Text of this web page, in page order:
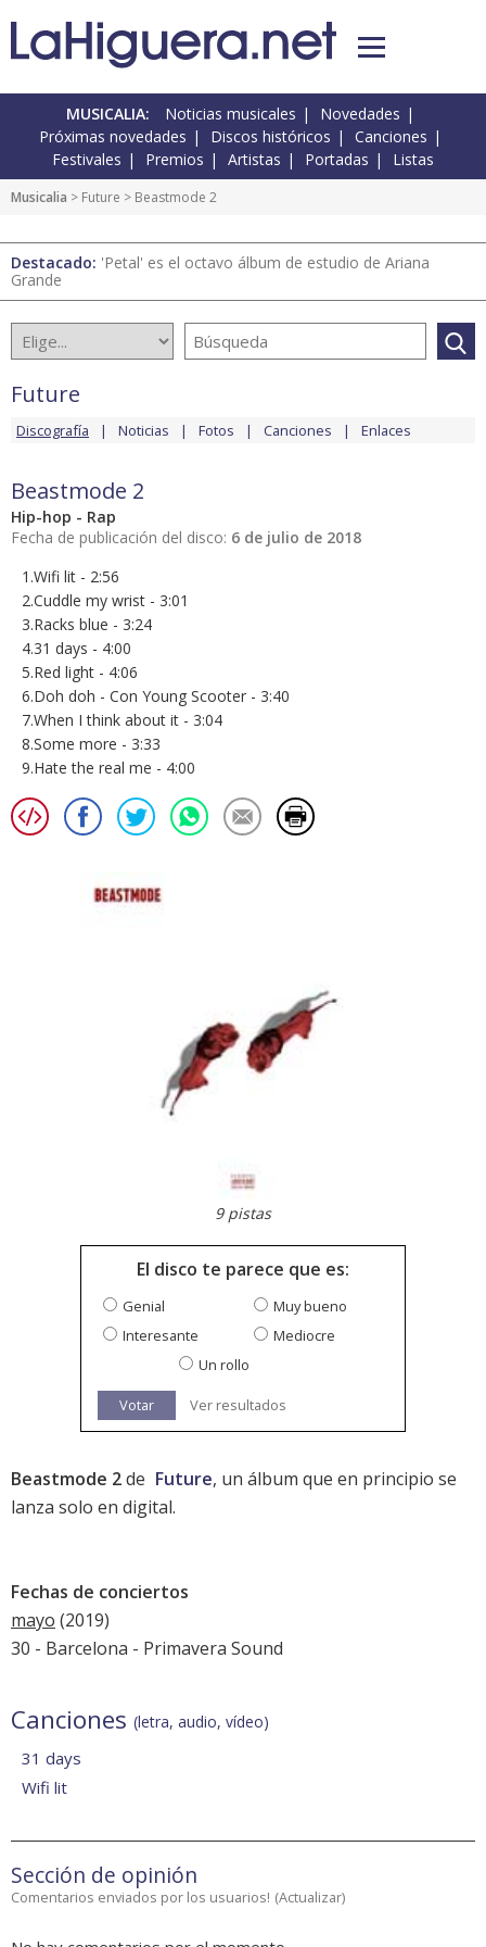
MUSICALIA: Noticias musicales
Novedades
Próximas novedades
Discos históricos
Canciones
Festivales
Premios Artistas Portadas Listas
Musicalia > Future > Beastmode 2
Destacado: 'Petal' es el octavo álbum de estudio de Ariana
Grande
Future
Discografía Noticias Fotos Canciones Enlaces
Beastmode 2
Hip-hop - Rap
Fecha de publicación del disco: 6 de julio de 2018
1.Wifi lit - 2:56
2.Cuddle my wrist - 3:01
3.Racks blue - 3:24
4.31 days - 4:00
5.Red light - 4:06
6.Doh doh - Con Young Scooter - 3:40
7.When I think about it - 3:04
8.Some more - 3:33
9.Hate the real me - 4:00
9 pistas
El disco te parece que es:
Genial
Muy bueno
Interesante
Mediocre
Un rollo
Votar Ver resultados
Beastmode 2de Future, un álbum que en principio se
lanza solo en digital.
Fechas de conciertos
mayo (2019)
30 - Barcelona - Primavera Sound
Canciones (letra, audio, vídeo)
31 days
Wifi lit
Sección de opinión
Comentarios enviados por los usuarios! (Actualizar)